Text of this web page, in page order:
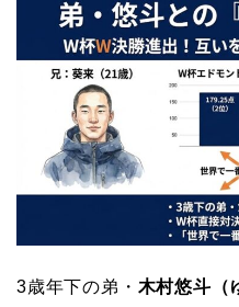
3歳年下の弟・ 木村悠斗（